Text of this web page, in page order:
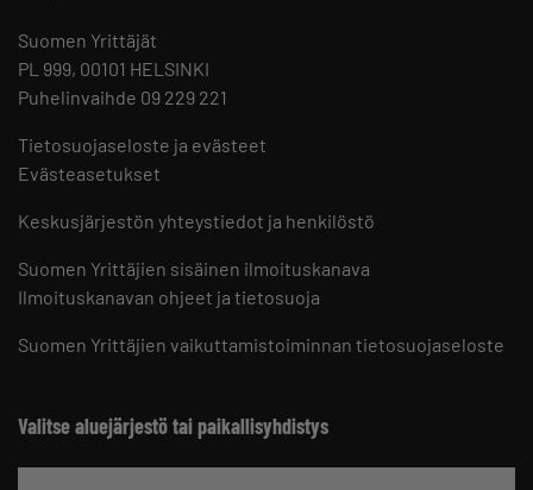
Suomen Yrittäjät
PL 999, 00101 HELSINKI
Puhelinvaihde 09 229 221
Tietosuojaseloste ja evästeet
Evästeasetukset
Keskusjärjestön yhteystiedot ja henkilöstö
Suomen Yrittäjien sisäinen ilmoituskanava
Ilmoituskanavan ohjeet ja tietosuoja
Suomen Yrittäjien vaikuttamistoiminnan tietosuojaseloste
Valitse aluejärjestö tai paikallisyhdistys